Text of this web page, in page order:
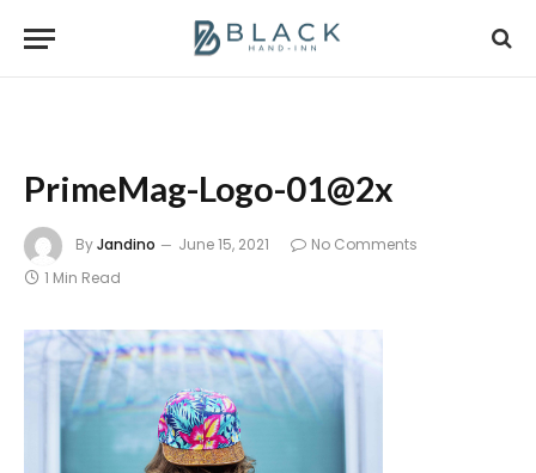
PrimeMag-Logo-01@2x
ByJandino June 15, 2021
No Comments
1 Min Read